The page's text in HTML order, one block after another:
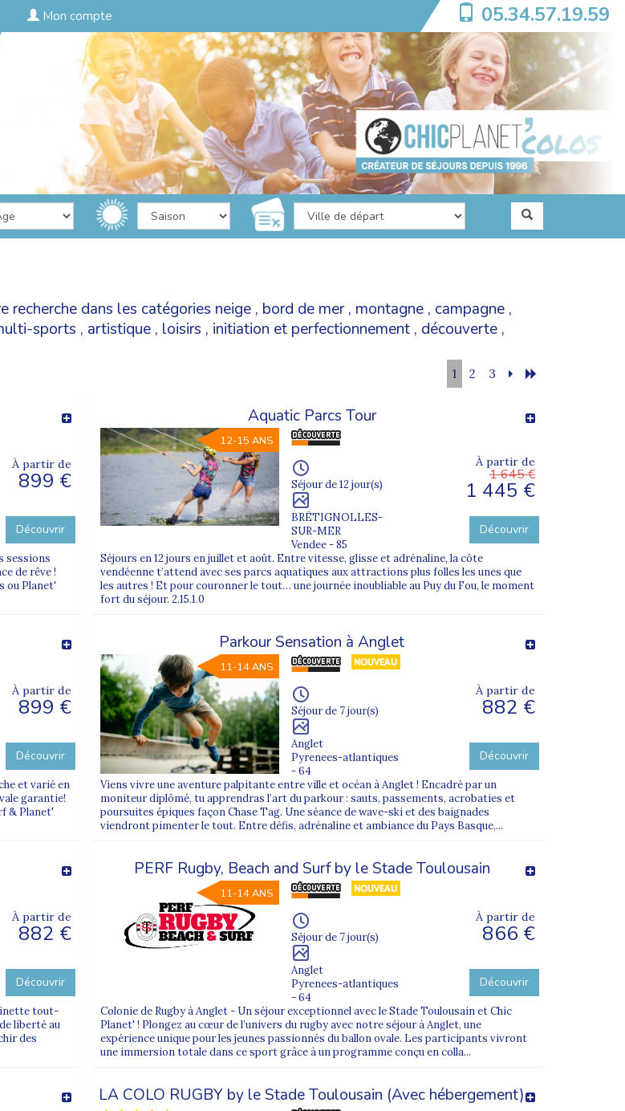
Mon compte 05.34.57.19.59
recherche dans les catégories neige , bord de mer, montagne , campagne ,
sports , artistique , loisirs , initiation et perfectionnement , découverte ,
1 2 3
À partir de
899 €
Découvrir
sessions
de rêve !
ou Planet'
Aquatic Parcs Tour
12-15 ANS
Séjour de 12 jour(s)
BRÉTIGNOLLES-
SUR-MER
Vendee - 85
À partir de
1 645 €
1 445 €
Découvrir
Séjours en 12 jours en juillet et août. Entre vitesse, glisse et adrénaline, la côte
vendéenne t’attend avec ses parcs aquatiques aux attractions plus folles les unes que
les autres ! Et pour couronner le tout… une journée inoubliable au Puy du Fou, le moment
fort du séjour. 2.15.1.0
À partir de
899 €
Découvrir
et varié en
garantie!
& Planet'
Parkour Sensation à Anglet
11-14 ANS
Séjour de 7 jour(s)
Anglet
Pyrenees-atlantiques
- 64
À partir de
882 €
Découvrir
Viens vivre une aventure palpitante entre ville et océan à Anglet ! Encadré par un
moniteur diplômé, tu apprendras l’art du parkour : sauts, passements, acrobaties et
poursuites épiques façon Chase Tag. Une séance de wave-ski et des baignades
viendront pimenter le tout. Entre défis, adrénaline et ambiance du Pays Basque,...
À partir de
882 €
Découvrir
tout-
liberté au
des
PERF Rugby, Beach and Surf by le Stade Toulousain
11-14 ANS
Séjour de 7 jour(s)
Anglet
Pyrenees-atlantiques
- 64
À partir de
866 €
Découvrir
Colonie de Rugby à Anglet - Un séjour exceptionnel avec le Stade Toulousain et Chic
Planet' ! Plongez au cœur de l’univers du rugby avec notre séjour à Anglet, une
expérience unique pour les jeunes passionnés du ballon ovale. Les participants vivront
une immersion totale dans ce sport grâce à un programme conçu en colla...
LA COLO RUGBY by le Stade Toulousain (Avec hébergement)